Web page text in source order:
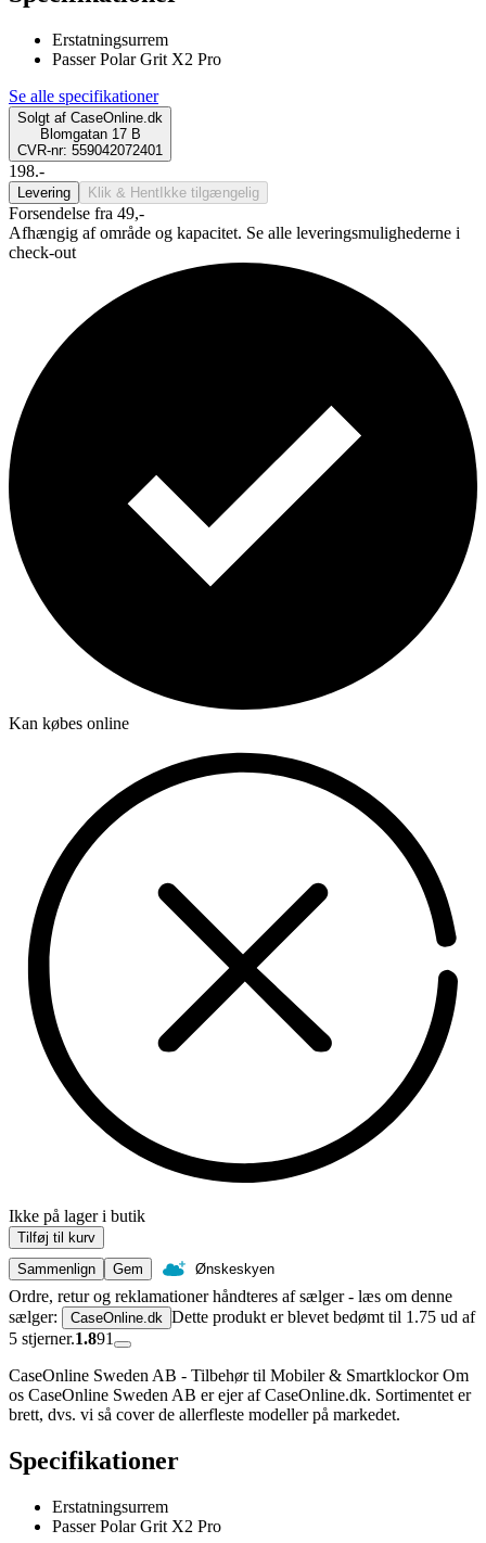
Erstatningsurrem
Passer Polar Grit X2 Pro
Se alle specifikationer
Solgt af CaseOnline.dk
Blomgatan 17 B
CVR-nr: 559042072401
198.-
Levering Klik & Hent Ikke tilgængelig
Forsendelse fra 49,-
Afhængig af område og kapacitet. Se alle leveringsmulighederne i
check-out
Kan købes online
Ikke på lager i butik
Tilføj til kurv
Sammenlign
Gem Ønskeskyen
Ordre, retur og reklamationer håndteres af sælger - læs om denne
sælger:
CaseOnline.dk Dette produkt er blevet bedømt til 1.75 ud af
5 stjerner.1.891
CaseOnline Sweden AB - Tilbehør til Mobiler & Smartklockor Om
os CaseOnline Sweden AB er ejer af CaseOnline.dk. Sortimentet er
brett, dvs. vi så cover de allerfleste modeller på markedet.
Specifikationer
Erstatningsurrem
Passer Polar Grit X2 Pro